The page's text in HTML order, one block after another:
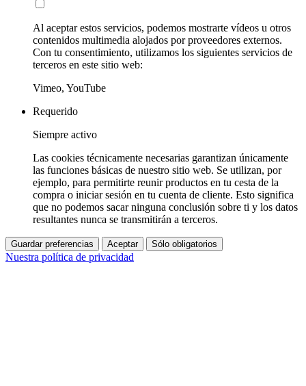
Al aceptar estos servicios, podemos mostrarte vídeos u otros
contenidos multimedia alojados por proveedores externos.
Con tu consentimiento, utilizamos los siguientes servicios de
terceros en este sitio web:
Vimeo, YouTube
Requerido
Siempre activo
Las cookies técnicamente necesarias garantizan únicamente
las funciones básicas de nuestro sitio web. Se utilizan, por
ejemplo, para permitirte reunir productos en tu cesta de la
compra o iniciar sesión en tu cuenta de cliente. Esto significa
que no podemos sacar ninguna conclusión sobre ti y los datos
resultantes nunca se transmitirán a terceros.
Guardar preferencias Aceptar Sólo obligatorios
Nuestra política de privacidad